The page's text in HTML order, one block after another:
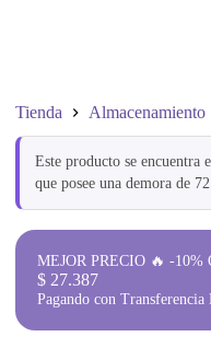
Tienda Almacenamiento
Este producto se
que posee una demora de
MEJOR PRECIO 🔥 -10%
$ 27.387
Pagando con